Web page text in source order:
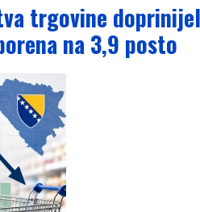
trgovine
na 3,9 posto